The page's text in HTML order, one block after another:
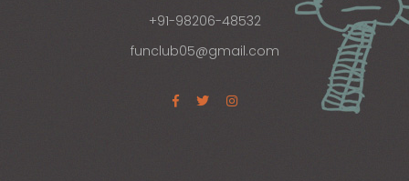
+91-98206-48532
funclub05@gmail.com